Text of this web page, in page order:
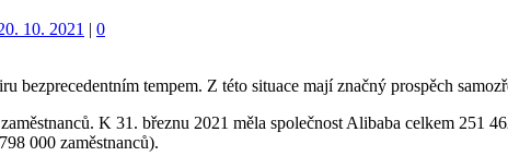
10. 2021 | 0
bezprecedentním tempem. Z této situace mají značný prospěch
K 31. březnu 2021 měla společnost Alibaba celkem 251
000 zaměstnanců).